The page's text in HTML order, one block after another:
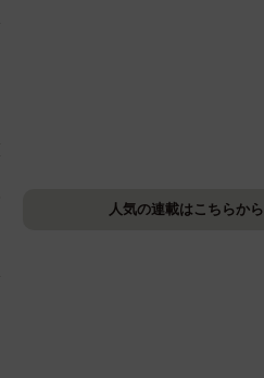
人気の連載はこちらから